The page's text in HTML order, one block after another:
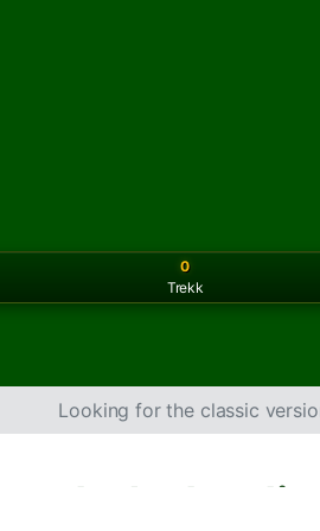
0
Trekk
Looking for the classic
kabal